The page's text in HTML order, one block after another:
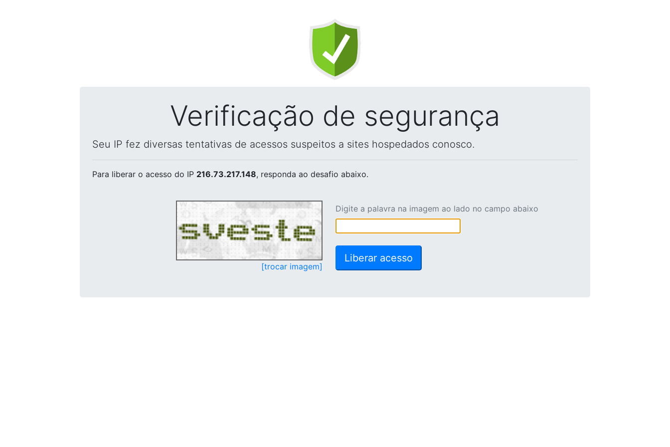
Verificação de segurança
Seu IP fez diversas tentativas de acessos suspeitos a sites hospedados conosco.
Para liberar o acesso do IP 216.73.217.148, responda ao desafio abaixo.
[trocar imagem]
Digite a palavra na imagem ao lado no campo abaixo